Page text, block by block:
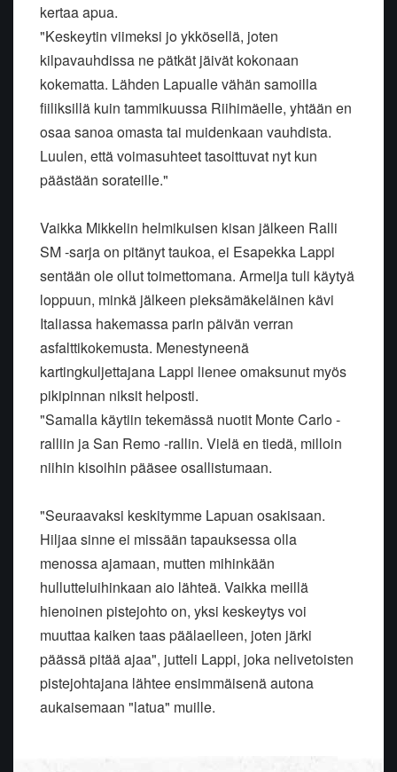
kertaa apua.
"Keskeytin viimeksi jo ykkösellä, joten
kilpavauhdissa ne pätkät jäivät kokonaan
kokematta. Lähden Lapualle vähän samoilla
fiiliksillä kuin tammikuussa Riihimäelle, yhtään en
osaa sanoa omasta tai muidenkaan vauhdista.
Luulen, että voimasuhteet tasoittuvat nyt kun
päästään sorateille."
Vaikka Mikkelin helmikuisen kisan jälkeen Ralli
SM -sarja on pitänyt taukoa, ei Esapekka Lappi
sentään ole ollut toimettomana. Armeija tuli käytyä
loppuun, minkä jälkeen pieksämäkeläinen kävi
Italiassa hakemassa parin päivän verran
asfalttikokemusta. Menestyneenä
kartingkuljettajana Lappi lienee omaksunut myös
pikipinnan niksit helposti.
"Samalla käytiin tekemässä nuotit Monte Carlo -
ralliin ja San Remo -rallin. Vielä en tiedä, milloin
niihin kisoihin pääsee osallistumaan.
"Seuraavaksi keskitymme Lapuan osakisaan.
Hiljaa sinne ei missään tapauksessa olla
menossa ajamaan, mutten mihinkään
hullutteluihinkaan aio lähteä. Vaikka meillä
hienoinen pistejohto on, yksi keskeytys voi
muuttaa kaiken taas päälaelleen, joten järki
päässä pitää ajaa", jutteli Lappi, joka nelivetoisten
pistejohtajana lähtee ensimmäisenä autona
aukaisemaan "latua" muille.